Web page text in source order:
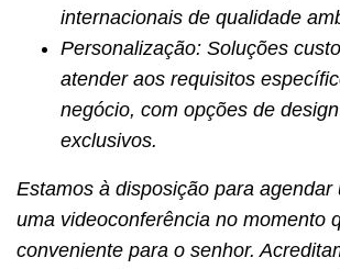
internacionais de qualidade
Personalização: Soluções
atender aos requisitos
negócio, com opções de
exclusivos.
Estamos à disposição para agendar
uma videoconferência no momento
conveniente para o senhor.